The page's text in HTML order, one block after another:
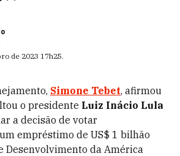
de 2023 17h25.
Simone Tebet, afirmou
o presidente Luiz Inácio Lula
a decisão de votar
empréstimo de US$ 1 bilhão
Desenvolvimento da América